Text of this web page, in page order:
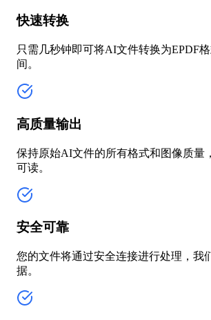
快速转换
只需几秒钟即可将AI文件转换为EPDF
间。
高质量输出
保持原始AI文件的所有格式和图像质量
可读。
安全可靠
您的文件将通过安全连接进行处理，我
据。